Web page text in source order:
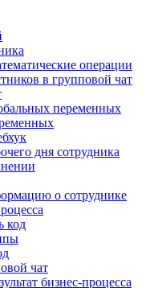
операции
в групповой чат
переменных
дня сотрудника
о сотруднике
код
чат
бизнес-процесса